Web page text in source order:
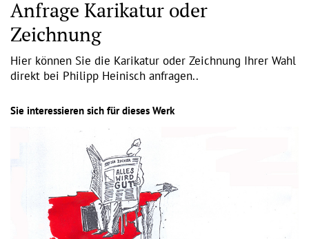
Anfrage Karikatur oder
Zeichnung
Hier können Sie die Karikatur oder Zeichnung Ihrer Wahl
direkt bei Philipp Heinisch anfragen..
Sie interessieren sich für dieses Werk